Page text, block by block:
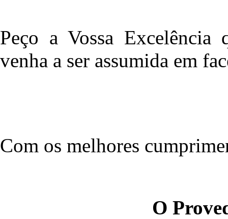
Peço a Vossa
venha a ser assumida em
Com os melhores
O